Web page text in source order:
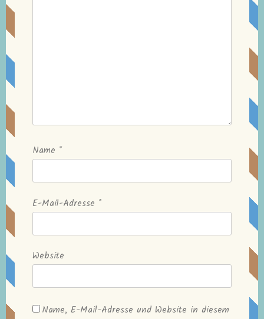
Name *
E-Mail-Adresse *
Website
Name, E-Mail-Adresse und Website in diesem